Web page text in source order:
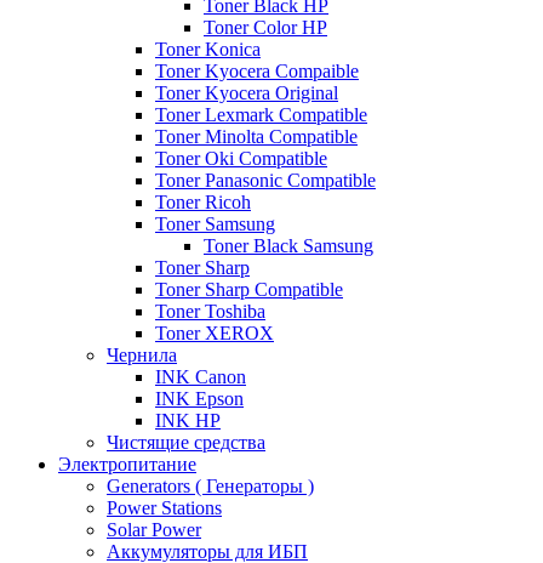
Toner Black HP
Toner Color HP
Toner Konica
Toner Kyocera Compaible
Toner Kyocera Original
Toner Lexmark Compatible
Toner Minolta Compatible
Toner Oki Compatible
Toner Panasonic Compatible
Toner Ricoh
Toner Samsung
Toner Black Samsung
Toner Sharp
Toner Sharp Compatible
Toner Toshiba
Toner XEROX
Чернила
INK Canon
INK Epson
INK HP
Чистящие средства
Электропитание
Generators ( Генераторы )
Power Stations
Solar Power
Аккумуляторы для ИБП